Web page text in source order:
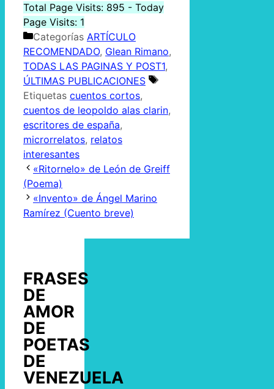
Total Page Visits: 895 - Today
Page Visits: 1
Categorías ARTÍCULO
RECOMENDADO, Glean Rimano,
TODAS LAS PAGINAS Y POST1,
ÚLTIMAS PUBLICACIONES
Etiquetas cuentos cortos,
cuentos de leopoldo alas clarin,
escritores de españa,
microrrelatos, relatos
interesantes
«Ritornelo» de León de Greiff
(Poema)
«Invento» de Ángel Marino
Ramírez (Cuento breve)
FRASES
DE
AMOR
DE
POETAS
DE
VENEZUELA